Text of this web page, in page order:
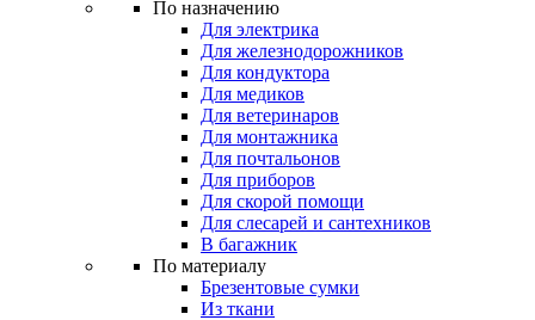
По назначению
Для электрика
Для железнодорожников
Для кондуктора
Для медиков
Для ветеринаров
Для монтажника
Для почтальонов
Для приборов
Для скорой помощи
Для слесарей и сантехников
В багажник
По материалу
Брезентовые сумки
Из ткани